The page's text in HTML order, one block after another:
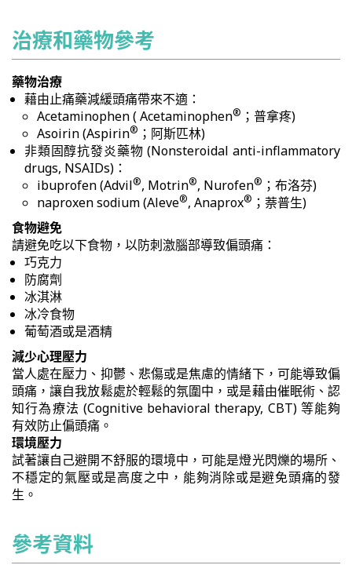
治療和藥物參考
藥物治療
藉由止痛藥減緩頭痛帶來不適：
Acetaminophen ( Acetaminophen® ；普拿疼)
Asoirin (Aspirin® ；阿斯匹林)
非類固醇抗發炎藥物 (Nonsteroidal anti-inflammatory
drugs, NSAIDs)：
ibuprofen (Advil®, Motrin®, Nurofen® ；布洛芬)
naproxen sodium (Aleve®, Anaprox® ；萘普生)
食物避免
請避免吃以下食物，以防刺激腦部導致偏頭痛：
巧克力
防腐劑
冰淇淋
冰冷食物
葡萄酒或是酒精
減少心理壓力
當人處在壓力、抑鬱、悲傷或是焦慮的情緒下，可能導致偏
頭痛，讓自我放鬆處於輕鬆的氛圍中，或是藉由催眠術、認
知行為療法 (Cognitive behavioral therapy, CBT) 等能夠
有效防止偏頭痛。
環境壓力
試著讓自己避開不舒服的環境中，可能是燈光閃爍的場所、
不穩定的氣壓或是高度之中，能夠消除或是避免頭痛的發
生。
參考資料